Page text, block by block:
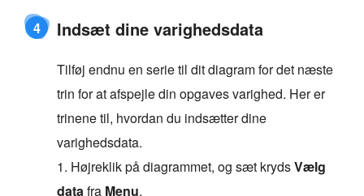
4 Indsæt dine varighedsdata
Tilføj endnu en serie til dit diagram for det næste
trin for at afspejle din opgaves varighed. Her er
trinene til, hvordan du indsætter dine
varighedsdata.
1. Højreklik på diagrammet, og sæt krydsVælg
data fra Menu.